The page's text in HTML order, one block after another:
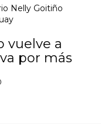
vuelve a
por más